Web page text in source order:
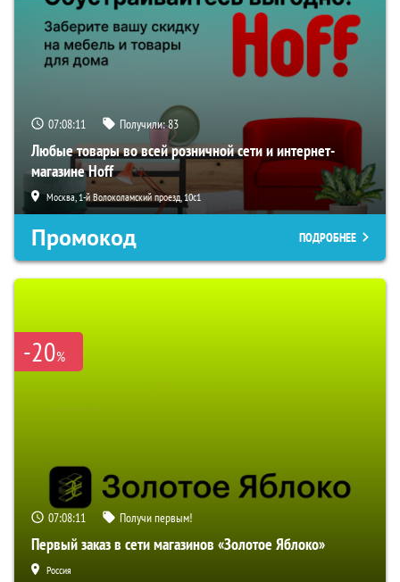
07:08:10 Получили:83
Любые товары во всей розничной сети и интернет-
магазине Hoff
Москва, 1-й Волоколамский проезд, 10с1
Промокод ПОДРОБНЕЕ
-20%
07:08:10 Получи первым!
Первый заказ в сети магазинов «Золотое Яблоко»
Россия